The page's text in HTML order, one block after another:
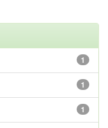
1
1
1